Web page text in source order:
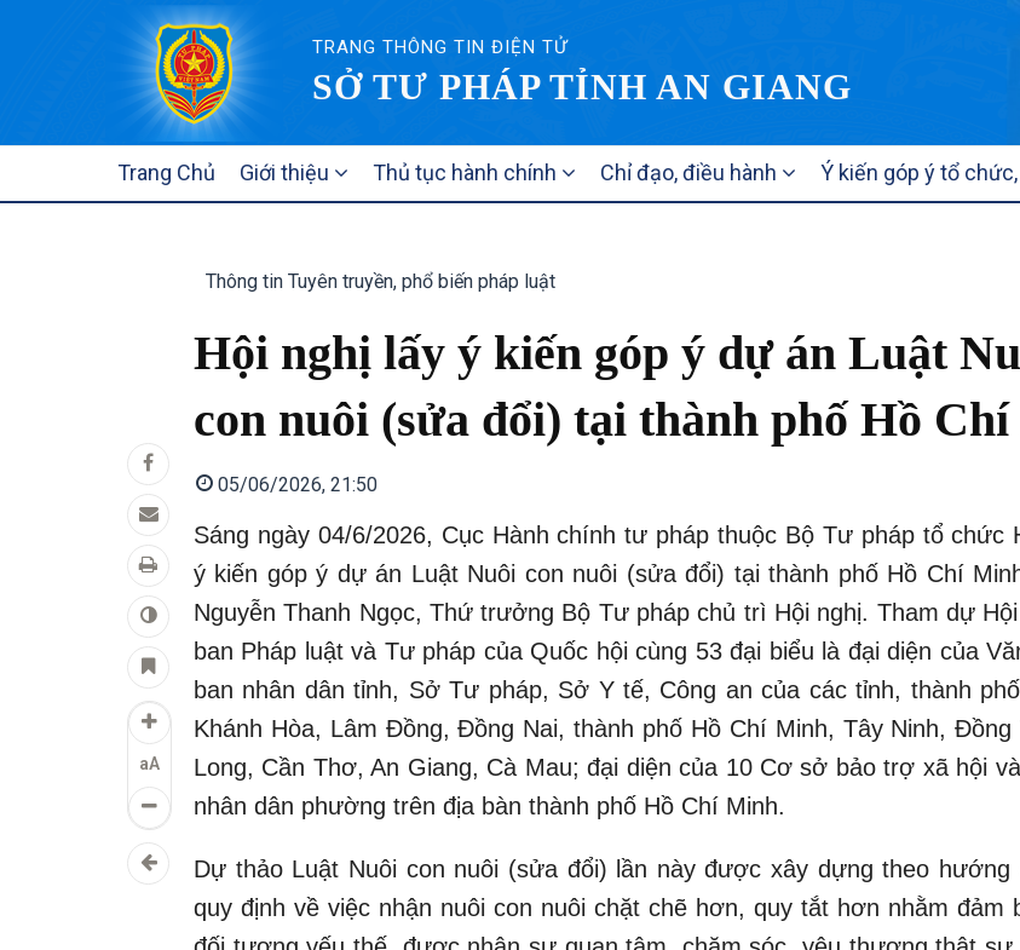
TRANG THÔNG TIN ĐIỆN TỬ
SỞ TƯ PHÁP TỈNH AN GIANG
NAVIGATION
Trang Chủ Giới thiệu Thủ tục hành chính Chỉ đạo, điều hành Ý kiến góp ý tổ
aA
Thông tin Tuyên truyền, phổ biến pháp luật
Hội nghị lấy ý kiến góp ý dự án Luật
con nuôi (sửa đổi) tại thành phố Hồ
05/06/2026, 21:50
Sáng ngày 04/6/2026, Cục Hành chính tư pháp thuộc Bộ Tư pháp tổ chức
ý kiến góp ý dự án Luật Nuôi con nuôi (sửa đổi) tại thành phố Hồ Chí
Nguyễn Thanh Ngọc, Thứ trưởng Bộ Tư pháp chủ trì Hội nghị. Tham dự
ban Pháp luật và Tư pháp của Quốc hội cùng 53 đại biểu là đại diện của
ban nhân dân tỉnh, Sở Tư pháp, Sở Y tế, Công an của các tỉnh, thành
Khánh Hòa, Lâm Đồng, Đồng Nai, thành phố Hồ Chí Minh, Tây Ninh, Đồng
Long, Cần Thơ, An Giang, Cà Mau; đại diện của 10 Cơ sở bảo trợ xã hội
nhân dân phường trên địa bàn thành phố Hồ Chí Minh.
Dự thảo Luật Nuôi con nuôi (sửa đổi) lần này được xây dựng theo
quy định về việc nhận nuôi con nuôi chặt chẽ hơn, quy tắt hơn nhằm đảm